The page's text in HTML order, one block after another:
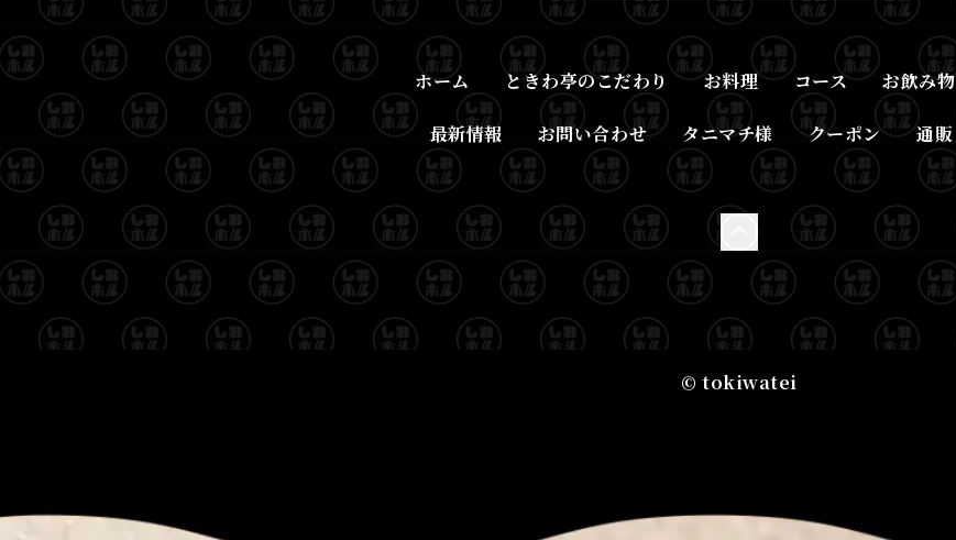
ホーム ときわ亭のこだわり お料理 コース お飲み物
最新情報 お問い合わせ タニマチ様 クーポン 通販
© tokiwatei